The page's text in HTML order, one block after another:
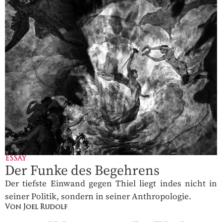
ESSAY
Der Funke des Begehrens
Der tiefste Einwand gegen Thiel liegt indes nicht in
seiner Politik, sondern in seiner Anthropologie.
Von Joel Rudolf